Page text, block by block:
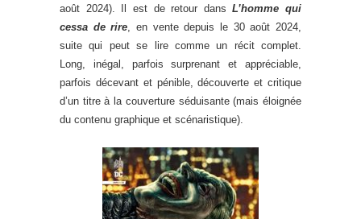
août 2024). Il est de retour dansL’homme qui
cessa de rire, en vente depuis le 30 août 2024,
suite qui peut se lire comme un récit complet.
Long, inégal, parfois surprenant et appréciable,
parfois décevant et pénible, découverte et critique
d’un titre à la couverture séduisante (mais éloignée
du contenu graphique et scénaristique).